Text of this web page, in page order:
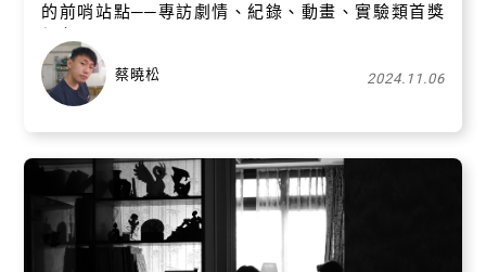
的前哨站點──專訪劇情、紀錄、動畫、實驗類首獎
蔡曉松 2024.11.06